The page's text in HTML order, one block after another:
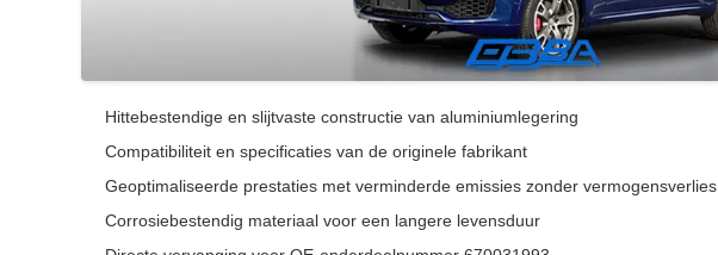
Hittebestendige en slijtvaste constructie van aluminiumlegering
Compatibiliteit en specificaties van de originele fabrikant
Geoptimaliseerde prestaties met verminderde emissies zonder vermogensverlies
Corrosiebestendig materiaal voor een langere levensduur